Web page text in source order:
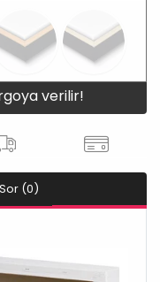
verilir!
(0)